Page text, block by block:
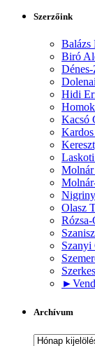
Szerzőink
Balázs
Biró
Hidi
Kacsó
Olasz
►
Archívum
Archívum